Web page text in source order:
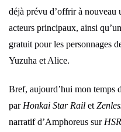
déjà prévu d’offrir à nouveau
acteurs principaux, ainsi
gratuit pour les personnages
Yuzuha et Alice.
Bref, aujourd’hui mon temps
par Honkai Star Rail et
narratif d’Amphoreus sur HSR